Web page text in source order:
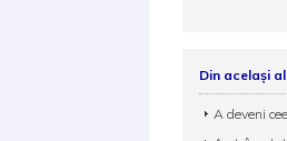
Din același
A deveni